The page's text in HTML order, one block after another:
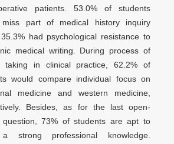
patients. 53.0% of students
miss part of medical history inquiry
had psychological resistance to
medical writing. During process of
taking in clinical practice, 62.2% of
would compare individual focus on
medicine and western medicine,
Besides, as for the last open-
question, 73% of students are apt to
strong professional knowledge.